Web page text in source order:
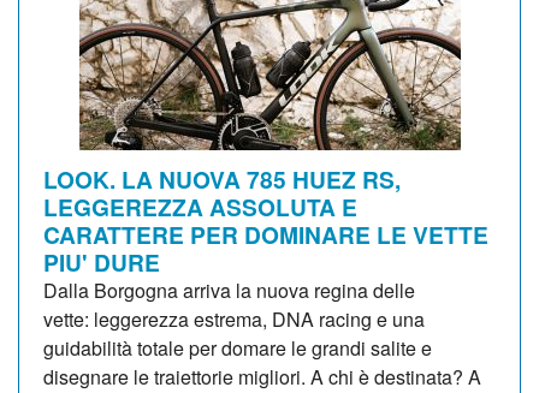
LOOK. LA NUOVA 785 HUEZ RS,
LEGGEREZZA ASSOLUTA E
CARATTERE PER DOMINARE LE VETTE
PIU' DURE
Dalla Borgogna arriva la nuova regina delle
vette: leggerezza estrema, DNA racing e una
guidabilità totale per domare le grandi salite e
disegnare le traiettorie migliori. A chi è destinata? A